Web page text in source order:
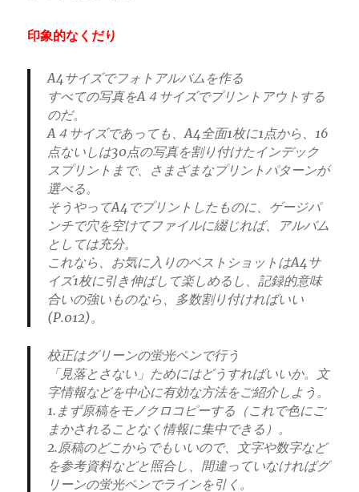
印象的なくだり
A4サイズでフォトアルバムを作る
すべての写真をA４サイズでプリントアウトする
のだ。
A４サイズであっても、A4全面1枚に1点から、16
点ないしは30点の写真を割り付けたインデック
スプリントまで、さまざまなプリントパターンが
選べる。
そうやってA4でプリントしたものに、ゲージパ
ンチで穴を空けてファイルに綴じれば、アルバム
としては充分。
これなら、お気に入りのベストショットはA4サ
イズ1枚に引き伸ばして楽しめるし、記録的意味
合いの強いものなら、多数割り付ければいい
(P.012)。
校正はグリーンの蛍光ペンで行う
「見落とさない」ためにはどうすればいいか。文
字情報などを中心に有効な方法をご紹介しよう。
1.まず原稿をモノクロコピーする（これで色にご
まかされることなく情報に集中できる）。
2.原稿のどこからでもいいので、文字や数字など
を参考資料などと照合し、間違っていなければグ
リーンの蛍光ペンでラインを引く。